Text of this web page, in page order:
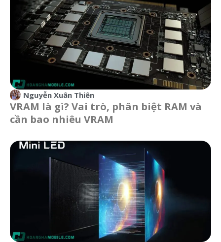
Nguyễn Xuân Thiên
VRAM là gì? Vai trò, phân biệt RAM và
cần bao nhiêu VRAM